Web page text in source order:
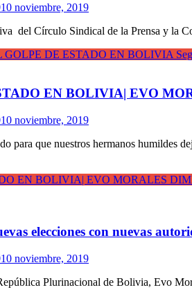
10 noviembre, 2019
del Círculo Sindical de la Prensa y la
GOLPE DE ESTADO EN BOLIVIA
EN BOLIVIA| EVO
10 noviembre, 2019
para que nuestros hermanos humildes
EN BOLIVIA| EVO MORALES
elecciones con nuevas
10 noviembre, 2019
Plurinacional de Bolivia, Evo